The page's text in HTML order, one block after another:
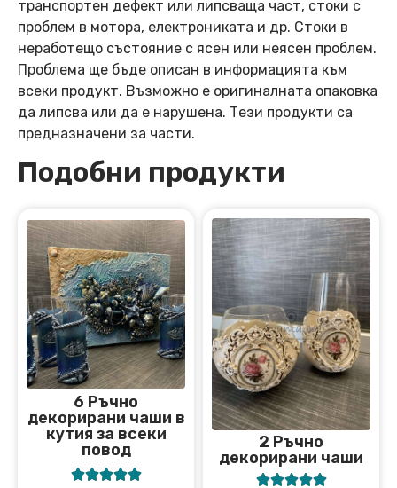
транспортен дефект или липсваща част, стоки с
проблем в мотора, електрониката и др. Стоки в
неработещо състояние с ясен или неясен проблем.
Проблема ще бъде описан в информацията към
всеки продукт. Възможно е оригиналната опаковка
да липсва или да е нарушена. Тези продукти са
предназначени за части.
Подобни продукти
6 Ръчно
декорирани чаши в
кутия за всеки
повод

2 Ръчно
декорирани чаши
